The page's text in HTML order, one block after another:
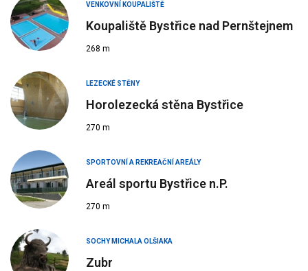
VENKOVNÍ KOUPALIŠTĚ
Koupaliště Bystřice nad Pernštejnem
268 m
LEZECKÉ STĚNY
Horolezecká stěna Bystřice
270 m
SPORTOVNÍ A REKREAČNÍ AREÁLY
Areál sportu Bystřice n.P.
270 m
SOCHY MICHALA OLŠIAKA
Zubr